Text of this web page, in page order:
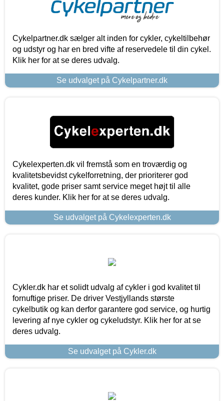
Cykelpartner.dk sælger alt inden for cykler, cykeltilbehør
og udstyr og har en bred vifte af reservedele til din cykel.
Klik her for at se deres udvalg.
Se udvalget på Cykelpartner.dk
Cykelexperten.dk vil fremstå som en troværdig og
kvalitetsbevidst cykelforretning, der prioriterer god
kvalitet, gode priser samt service meget højt til alle
deres kunder. Klik her for at se deres udvalg.
Se udvalget på Cykelexperten.dk
Cykler.dk har et solidt udvalg af cykler i god kvalitet til
fornuftige priser. De driver Vestjyllands største
cykelbutik og kan derfor garantere god service, og hurtig
levering af nye cykler og cykeludstyr. Klik her for at se
deres udvalg.
Se udvalget på Cykler.dk